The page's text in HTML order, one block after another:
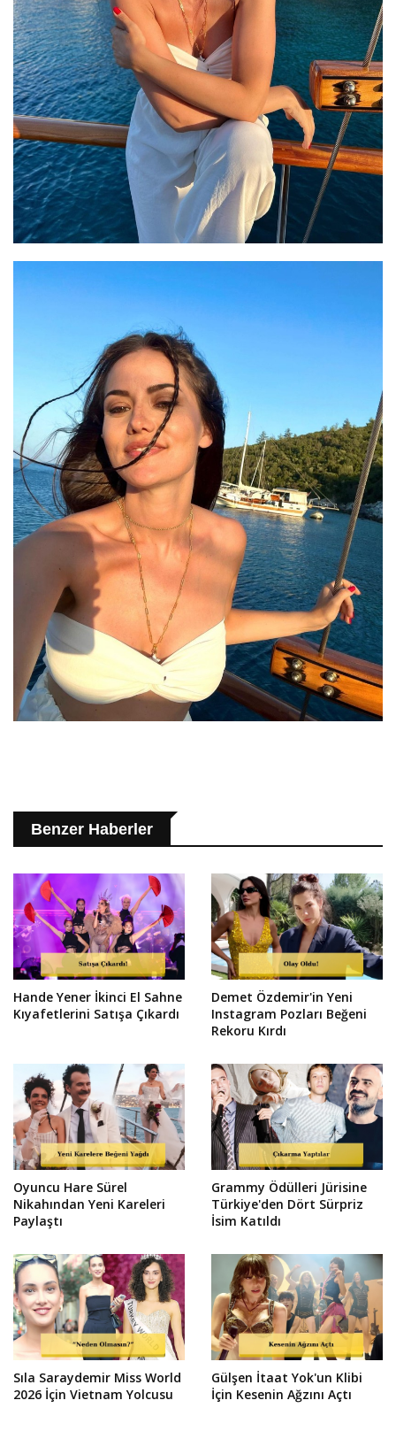
Benzer Haberler
Hande Yener İkinci El Sahne
Kıyafetlerini Satışa Çıkardı
Demet Özdemir'in Yeni
Instagram Pozları Beğeni
Rekoru Kırdı
Oyuncu Hare Sürel
Nikahından Yeni Kareleri
Paylaştı
Grammy Ödülleri Jürisine
Türkiye'den Dört Sürpriz
İsim Katıldı
Sıla Saraydemir Miss World
2026 İçin Vietnam Yolcusu
Gülşen İtaat Yok'un Klibi
İçin Kesenin Ağzını Açtı